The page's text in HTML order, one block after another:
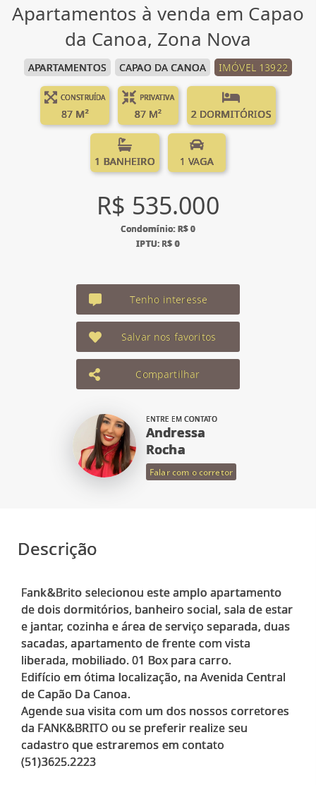
Apartamentos à venda em Capao
da Canoa, Zona Nova
APARTAMENTOS CAPAO DA CANOA IMÓVEL 13922
CONSTRUÍDA
87 M²
PRIVATIVA
87 M² 2 DORMITÓRIOS
1 BANHEIRO 1 VAGA
R$ 535.000
Condomínio: R$ 0
IPTU: R$ 0
Tenho interesse
Salvar nos favoritos
Compartilhar
ENTRE EM CONTATO
Andressa
Rocha
Falar com o corretor
Descrição
Fank&Brito selecionou este amplo apartamento
de dois dormitórios, banheiro social, sala de estar
e jantar, cozinha e área de serviço separada, duas
sacadas, apartamento de frente com vista
liberada, mobiliado. 01 Box para carro.
Edifício em ótima localização, na Avenida Central
de Capão Da Canoa.
Agende sua visita com um dos nossos corretores
da FANK&BRITO ou se preferir realize seu
cadastro que estraremos em contato
(51)3625.2223